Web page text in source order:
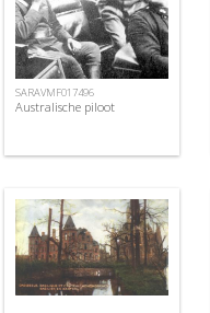
SARAVMF017496
Australische piloot